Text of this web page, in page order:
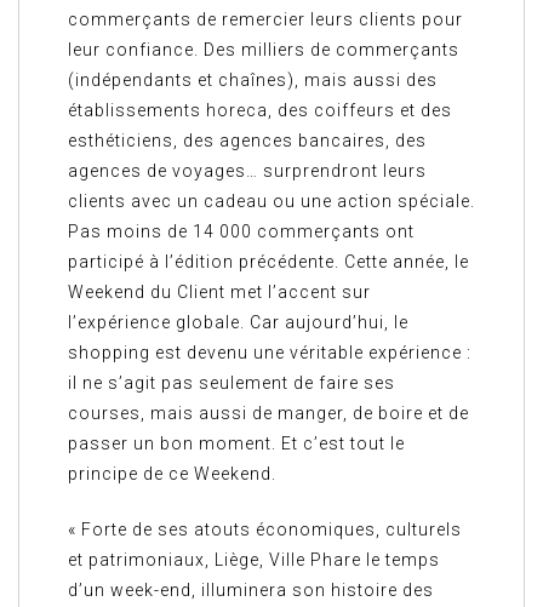
commerçants de remercier leurs clients pour
leur confiance. Des milliers de commerçants
(indépendants et chaînes), mais aussi des
établissements horeca, des coiffeurs et des
esthéticiens, des agences bancaires, des
agences de voyages… surprendront leurs
clients avec un cadeau ou une action spéciale.
Pas moins de 14 000 commerçants ont
participé à l’édition précédente. Cette année, le
Weekend du Client met l’accent sur
l’expérience globale. Car aujourd’hui, le
shopping est devenu une véritable expérience :
il ne s’agit pas seulement de faire ses
courses, mais aussi de manger, de boire et de
passer un bon moment. Et c’est tout le
principe de ce Weekend.
« Forte de ses atouts économiques, culturels
et patrimoniaux, Liège, Ville Phare le temps
d’un week-end, illuminera son histoire des